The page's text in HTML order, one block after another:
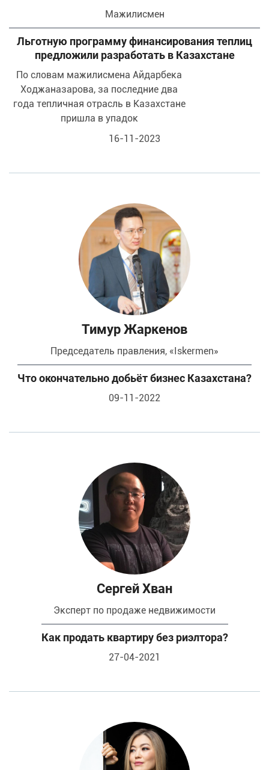
Мажилисмен
Льготную программу финансирования теплиц
предложили разработать в Казахстане
По словам мажилисмена Айдарбека
Ходжаназарова, за последние два
года тепличная отрасль в Казахстане
пришла в упадок
16-11-2023
Тимур Жаркенов
Председатель правления, «Iskermen»
Что окончательно добьёт бизнес Казахстана?
09-11-2022
Сергей Хван
эксперт по продаже недвижимости
Как продать квартиру без риэлтора?
27-04-2021